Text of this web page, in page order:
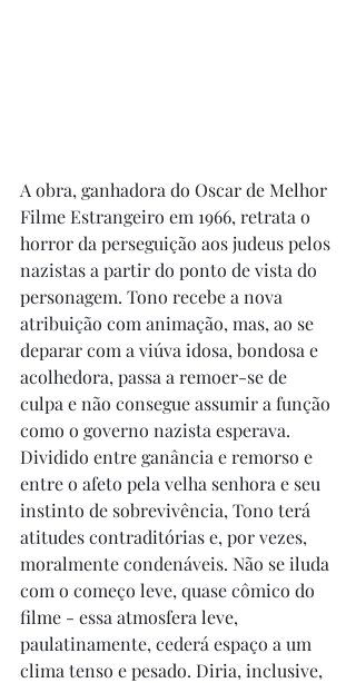
A obra, ganhadora do Oscar de Melhor
Filme Estrangeiro em 1966, retrata o
horror da perseguição aos judeus pelos
nazistas a partir do ponto de vista do
personagem. Tono recebe a nova
atribuição com animação, mas, ao se
deparar com a viúva idosa, bondosa e
acolhedora, passa a remoer-se de
culpa e não consegue assumir a função
como o governo nazista esperava.
Dividido entre ganância e remorso e
entre o afeto pela velha senhora e seu
instinto de sobrevivência, Tono terá
atitudes contraditórias e, por vezes,
moralmente condenáveis. Não se iluda
com o começo leve, quase cômico do
filme - essa atmosfera leve,
paulatinamente, cederá espaço a um
clima tenso e pesado. Diria, inclusive,